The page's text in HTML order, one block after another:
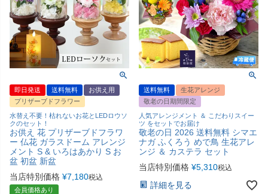
即日発送 送料無料
お供え用
プリザーブドフラワー
水替え不要！枯れないお花とLEDロウソ
クのセット！
お供え 花 プリザーブドフラワ
ー 仏花 ガラスドーム アレンジ
メント S & いろはあかり S お
盆 初盆 新盆
当店特別価格 ¥7,180税込
会員価格あり
送料無料
生花アレンジ
敬老の日期間限定
人気アレンジメント ＆ こだわりスイー
ツ をセットでお届け
敬老の日 2026 送料無料 シマエ
ナガ ふくろう めで鳥 生花アレ
ンジ ＆ カステラ セット
当店特別価格 ¥5,310税込
詳細を見る